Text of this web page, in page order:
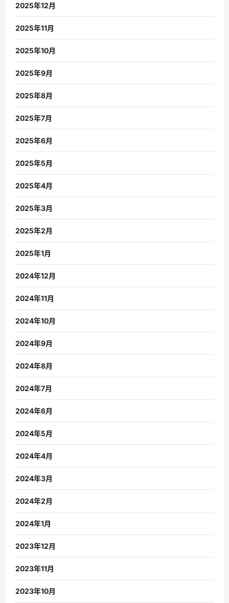
2025年12月
2025年11月
2025年10月
2025年9月
2025年8月
2025年7月
2025年6月
2025年5月
2025年4月
2025年3月
2025年2月
2025年1月
2024年12月
2024年11月
2024年10月
2024年9月
2024年8月
2024年7月
2024年6月
2024年5月
2024年4月
2024年3月
2024年2月
2024年1月
2023年12月
2023年11月
2023年10月